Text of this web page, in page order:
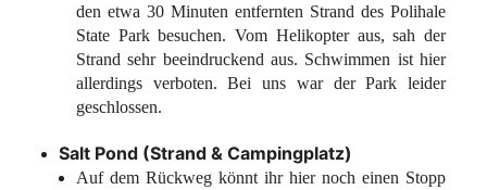
den etwa 30 Minuten entfernten Strand des Polihale
State Park besuchen. Vom Helikopter aus, sah der
Strand sehr beeindruckend aus. Schwimmen ist hier
allerdings verboten. Bei uns war der Park leider
geschlossen.
Salt Pond (Strand & Campingplatz)
Auf dem Rückweg könnt ihr hier noch einen Stopp